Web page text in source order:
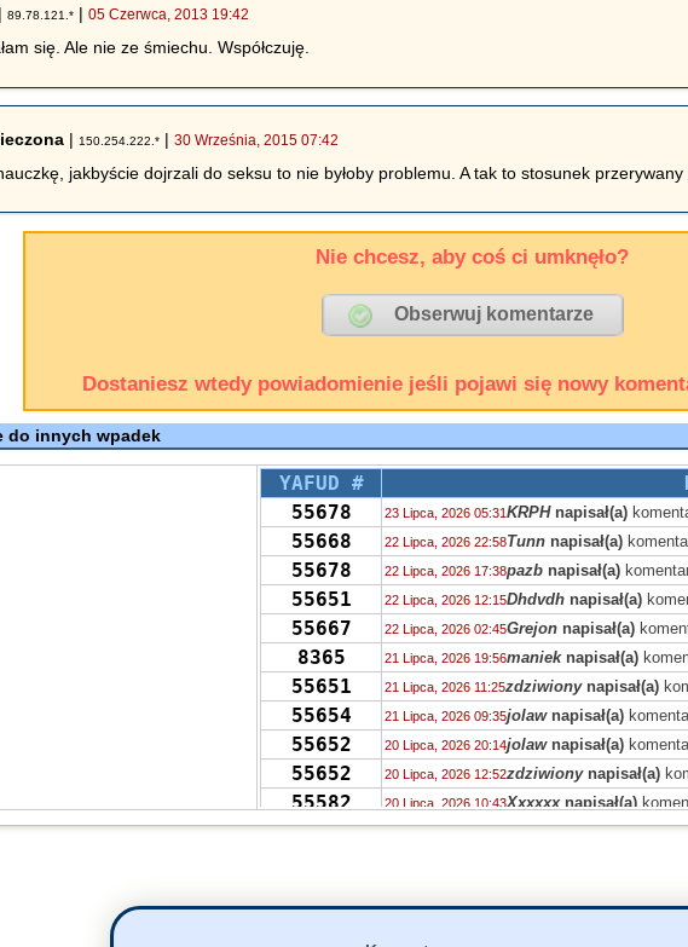
|89.78.121.* |05 Czerwca, 2013 19:42
się. Ale nie ze śmiechu. Współczuję.
| 150.254.222.* |30 Września, 2015 07:42
jakbyście dojrzali do seksu to nie byłoby problemu. A tak to stosunek przerywany
Nie chcesz, aby coś ci umknęło?
Dostaniesz wtedy powiadomienie jeśli pojawi się nowy
do innych wpadek
YAFUD #
55678
23 Lipca, 2026 05:31KRPHnapisał(a)
55668 22 Lipca, 2026 22:58Tunn napisał(a)
55678 22 Lipca, 2026 17:38pazb napisał(a)
55651 22 Lipca, 2026 12:15Dhdvdh napisał(a)
55667 22 Lipca, 2026 02:45Grejon napisał(a)
8365 21 Lipca, 2026 19:56manieknapisał(a)
55651 21 Lipca, 2026 11:25zdziwionynapisał(a)
55654 21 Lipca, 2026 09:35jolawnapisał(a)
55652 20 Lipca, 2026 20:14jolawnapisał(a)
55652 20 Lipca, 2026 12:52zdziwionynapisał(a)
55582 20 Lipca, 2026 10:43Xxxxxxnapisał(a)
55643 19 Lipca, 2026 16:25zdziwionynapisał(a)